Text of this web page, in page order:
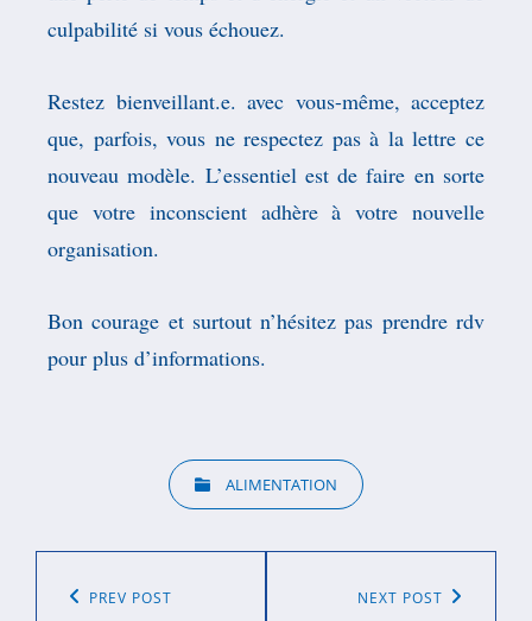
culpabilité si vous échouez.
Restez bienveillant.e. avec vous-même, acceptez
que, parfois, vous ne respectez pas à la lettre ce
nouveau modèle. L’essentiel est de faire en sorte
que votre inconscient adhère à votre nouvelle
organisation.
Bon courage et surtout n’hésitez pas prendre rdv
pour plus d’informations.
ALIMENTATION
PREV POST NEXT POST